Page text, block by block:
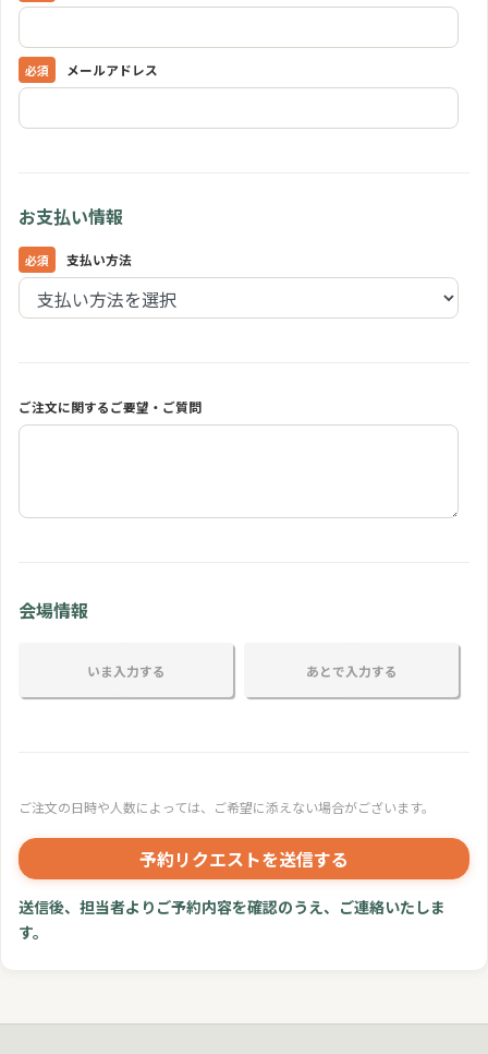
メールアドレス
お支払い情報
支払い方法
ご注文に関するご要望・ご質問
会場情報
いま入力する あとで入力する
ご注文の日時や人数によっては、ご希望に添えない場合がございます。
予約リクエストを送信する
送信後、担当者よりご予約内容を確認のうえ、ご連絡いたしま
す。